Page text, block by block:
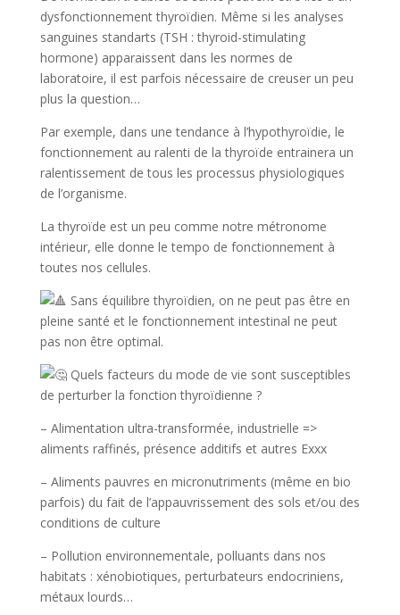
dysfonctionnement thyroïdien. Même si les analyses
sanguines standarts (TSH : thyroid-stimulating
hormone) apparaissent dans les normes de
laboratoire, il est parfois nécessaire de creuser un peu
plus la question…
Par exemple, dans une tendance à l’hypothyroïdie, le
fonctionnement au ralenti de la thyroïde entrainera un
ralentissement de tous les processus physiologiques
de l’organisme.
La thyroïde est un peu comme notre métronome
intérieur, elle donne le tempo de fonctionnement à
toutes nos cellules.
Sans équilibre thyroïdien, on ne peut pas être en
pleine santé et le fonctionnement intestinal ne peut
pas non être optimal.
Quels facteurs du mode de vie sont susceptibles
de perturber la fonction thyroïdienne ?
– Alimentation ultra-transformée, industrielle =>
aliments raffinés, présence additifs et autres Exxx
– Aliments pauvres en micronutriments (même en bio
parfois) du fait de l’appauvrissement des sols et/ou des
conditions de culture
– Pollution environnementale, polluants dans nos
habitats : xénobiotiques, perturbateurs endocriniens,
métaux lourds…